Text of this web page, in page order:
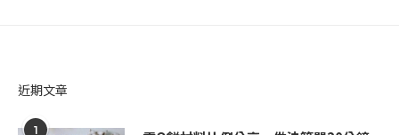
近期文章
1